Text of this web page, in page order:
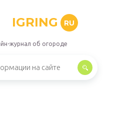
IGRING RU
журнал об огороде